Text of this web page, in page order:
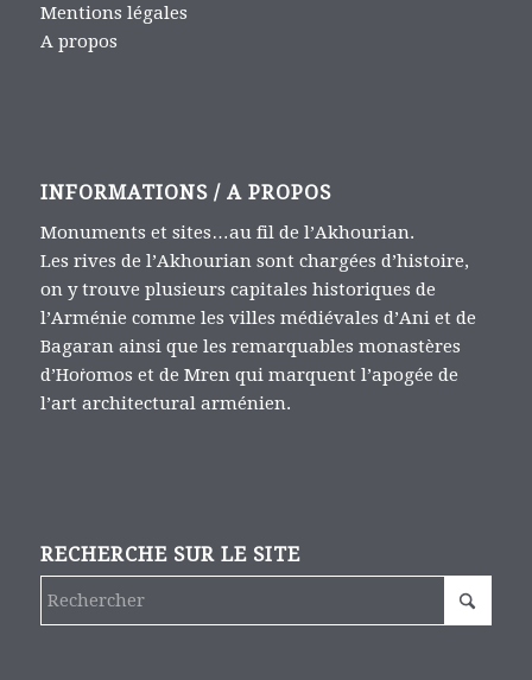
Mentions légales
A propos
INFORMATIONS / A PROPOS
Monuments et sites…au fil de l’Akhourian.
Les rives de l’Akhourian sont chargées d’histoire,
on y trouve plusieurs capitales historiques de
l’Arménie comme les villes médiévales d’Ani et de
Bagaran ainsi que les remarquables monastères
d’Hoṙomos et de Mren qui marquent l’apogée de
l’art architectural arménien.
RECHERCHE SUR LE SITE